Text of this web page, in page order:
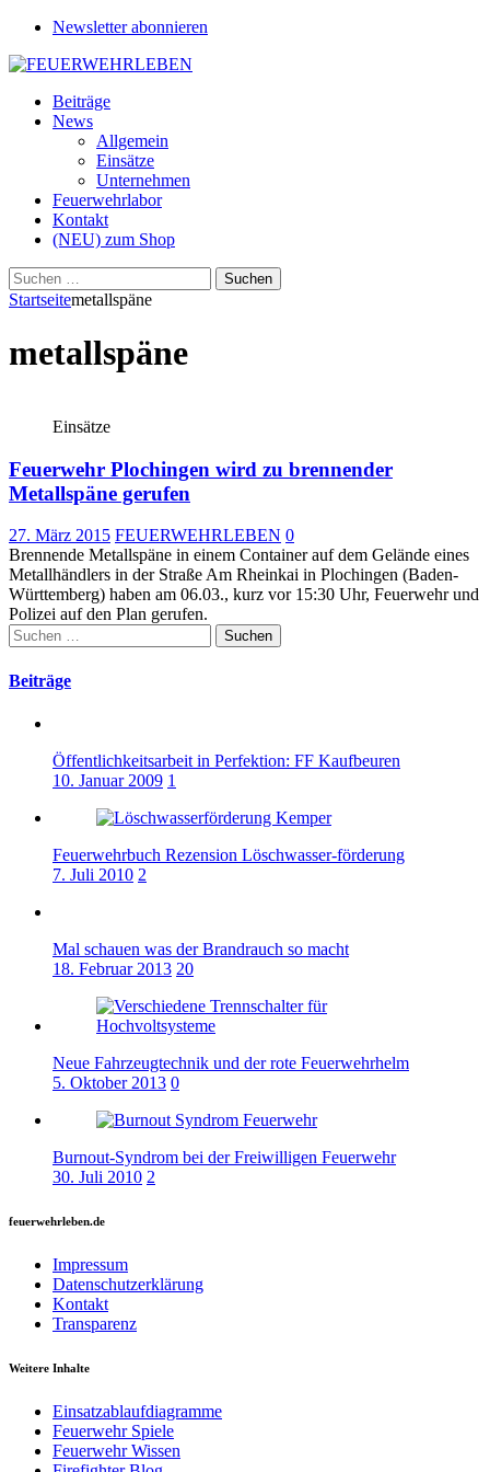
Newsletter abonnieren
Beiträge
News
Allgemein
Einsätze
Unternehmen
Feuerwehrlabor
Kontakt
(NEU) zum Shop
Suchen
nach:
Startseitemetallspäne
metallspäne
Einsätze
Feuerwehr Plochingen wird zu brennender
Metallspäne gerufen
27. März 2015 FEUERWEHRLEBEN 0
Brennende Metallspäne in einem Container auf dem Gelände eines
Metallhändlers in der Straße Am Rheinkai in Plochingen (Baden-
Württemberg) haben am 06.03., kurz vor 15:30 Uhr, Feuerwehr und
Polizei auf den Plan gerufen.
Suchen
nach:
Beiträge
Öffentlichkeitsarbeit in Perfektion: FF Kaufbeuren
10. Januar 2009 1
Feuerwehrbuch Rezension Löschwasser-förderung
7. Juli 2010 2
Mal schauen was der Brandrauch so macht
18. Februar 2013 20
Neue Fahrzeugtechnik und der rote Feuerwehrhelm
5. Oktober 2013 0
Burnout-Syndrom bei der Freiwilligen Feuerwehr
30. Juli 2010 2
feuerwehrleben.de
Impressum
Datenschutzerklärung
Kontakt
Transparenz
Weitere Inhalte
Einsatzablaufdiagramme
Feuerwehr Spiele
Feuerwehr Wissen